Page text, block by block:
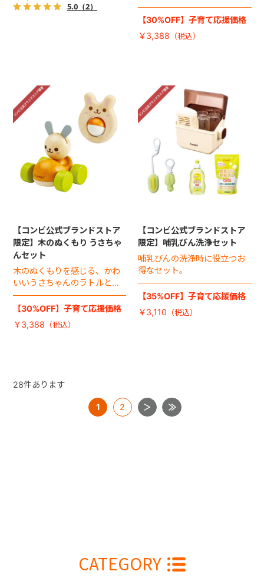
5.0（2）
マのお得なセット。
【30%OFF】子育て応援価格
￥3,388
【コンビ公式ブランドストア
限定】木のぬくもり うさちゃ
んセット
木のぬくもりを感じる、かわ
いいうさちゃんのラトルとク
ルマのお得なセット。
【30%OFF】子育て応援価格
￥3,388
【コンビ公式ブランドストア
限定】哺乳びん洗浄セット
哺乳びんの洗浄時に役立つお
得なセット。
【35%OFF】子育て応援価格
￥3,110
28件あります
1 2
CATEGORY